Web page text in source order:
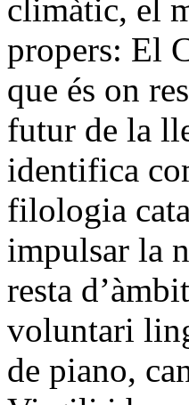
climàtic, el
propers: El
que és on
futur de la
identifica
filologia
impulsar la
resta
voluntari
de piano,